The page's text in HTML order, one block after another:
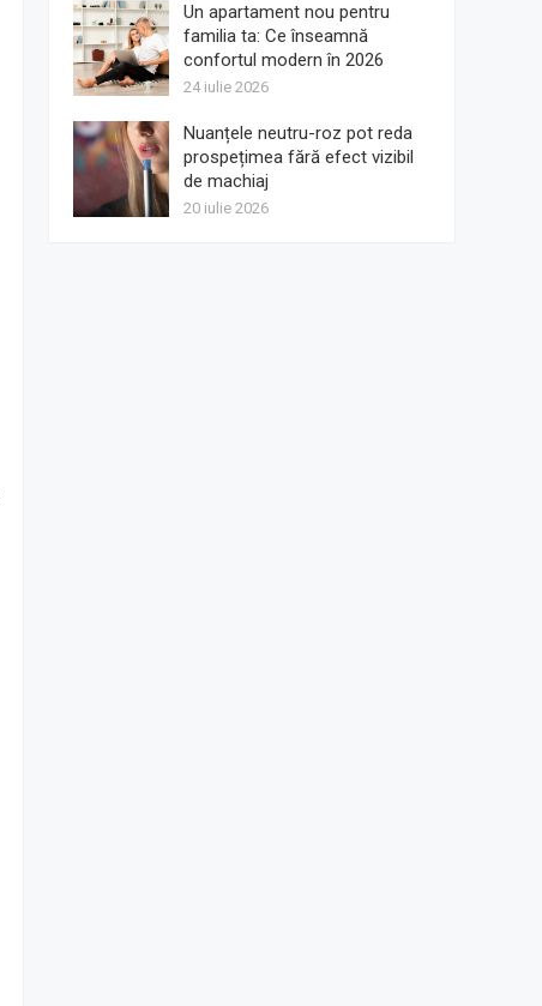
Un apartament nou pentru
familia ta: Ce înseamnă
confortul modern în 2026
24 iulie 2026
Nuanțele neutru-roz pot reda
prospețimea fără efect vizibil
de machiaj
20 iulie 2026